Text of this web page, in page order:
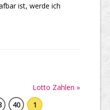
ist, werde ich
Lotto Zahlen »
40 1